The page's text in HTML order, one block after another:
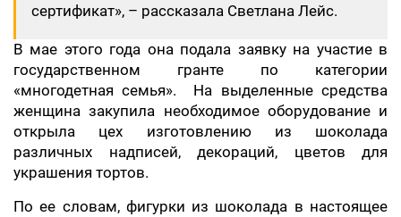
сертификат», – рассказала Светлана Лейс.
В мае этого года она подала заявку на участие в
государственном гранте по категории
«многодетная семья». На выделенные средства
женщина закупила необходимое оборудование и
открыла цех изготовлению из шоколада
различных надписей, декораций, цветов для
украшения тортов.
По ее словам, фигурки из шоколада в настоящее